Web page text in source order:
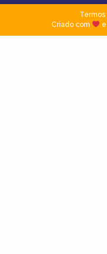
Termos|
Criado com
e